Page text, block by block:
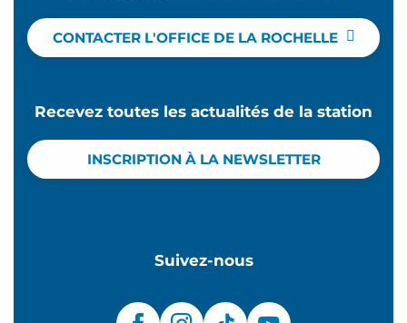
CONTACTER L'OFFICE DE LA ROCHELLE
Recevez toutes les actualités de la station
INSCRIPTION À LA NEWSLETTER
Suivez-nous